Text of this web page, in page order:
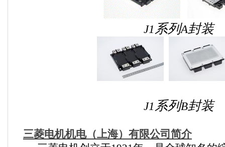
J1 系列A封装
J1 系列B封装
三菱电机机电（上海）有限公司简介